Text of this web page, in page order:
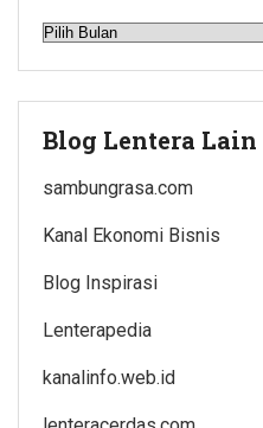
Arsip
Blog Lentera Lain
sambungrasa.com
Kanal Ekonomi Bisnis
Blog Inspirasi
Lenterapedia
kanalinfo.web.id